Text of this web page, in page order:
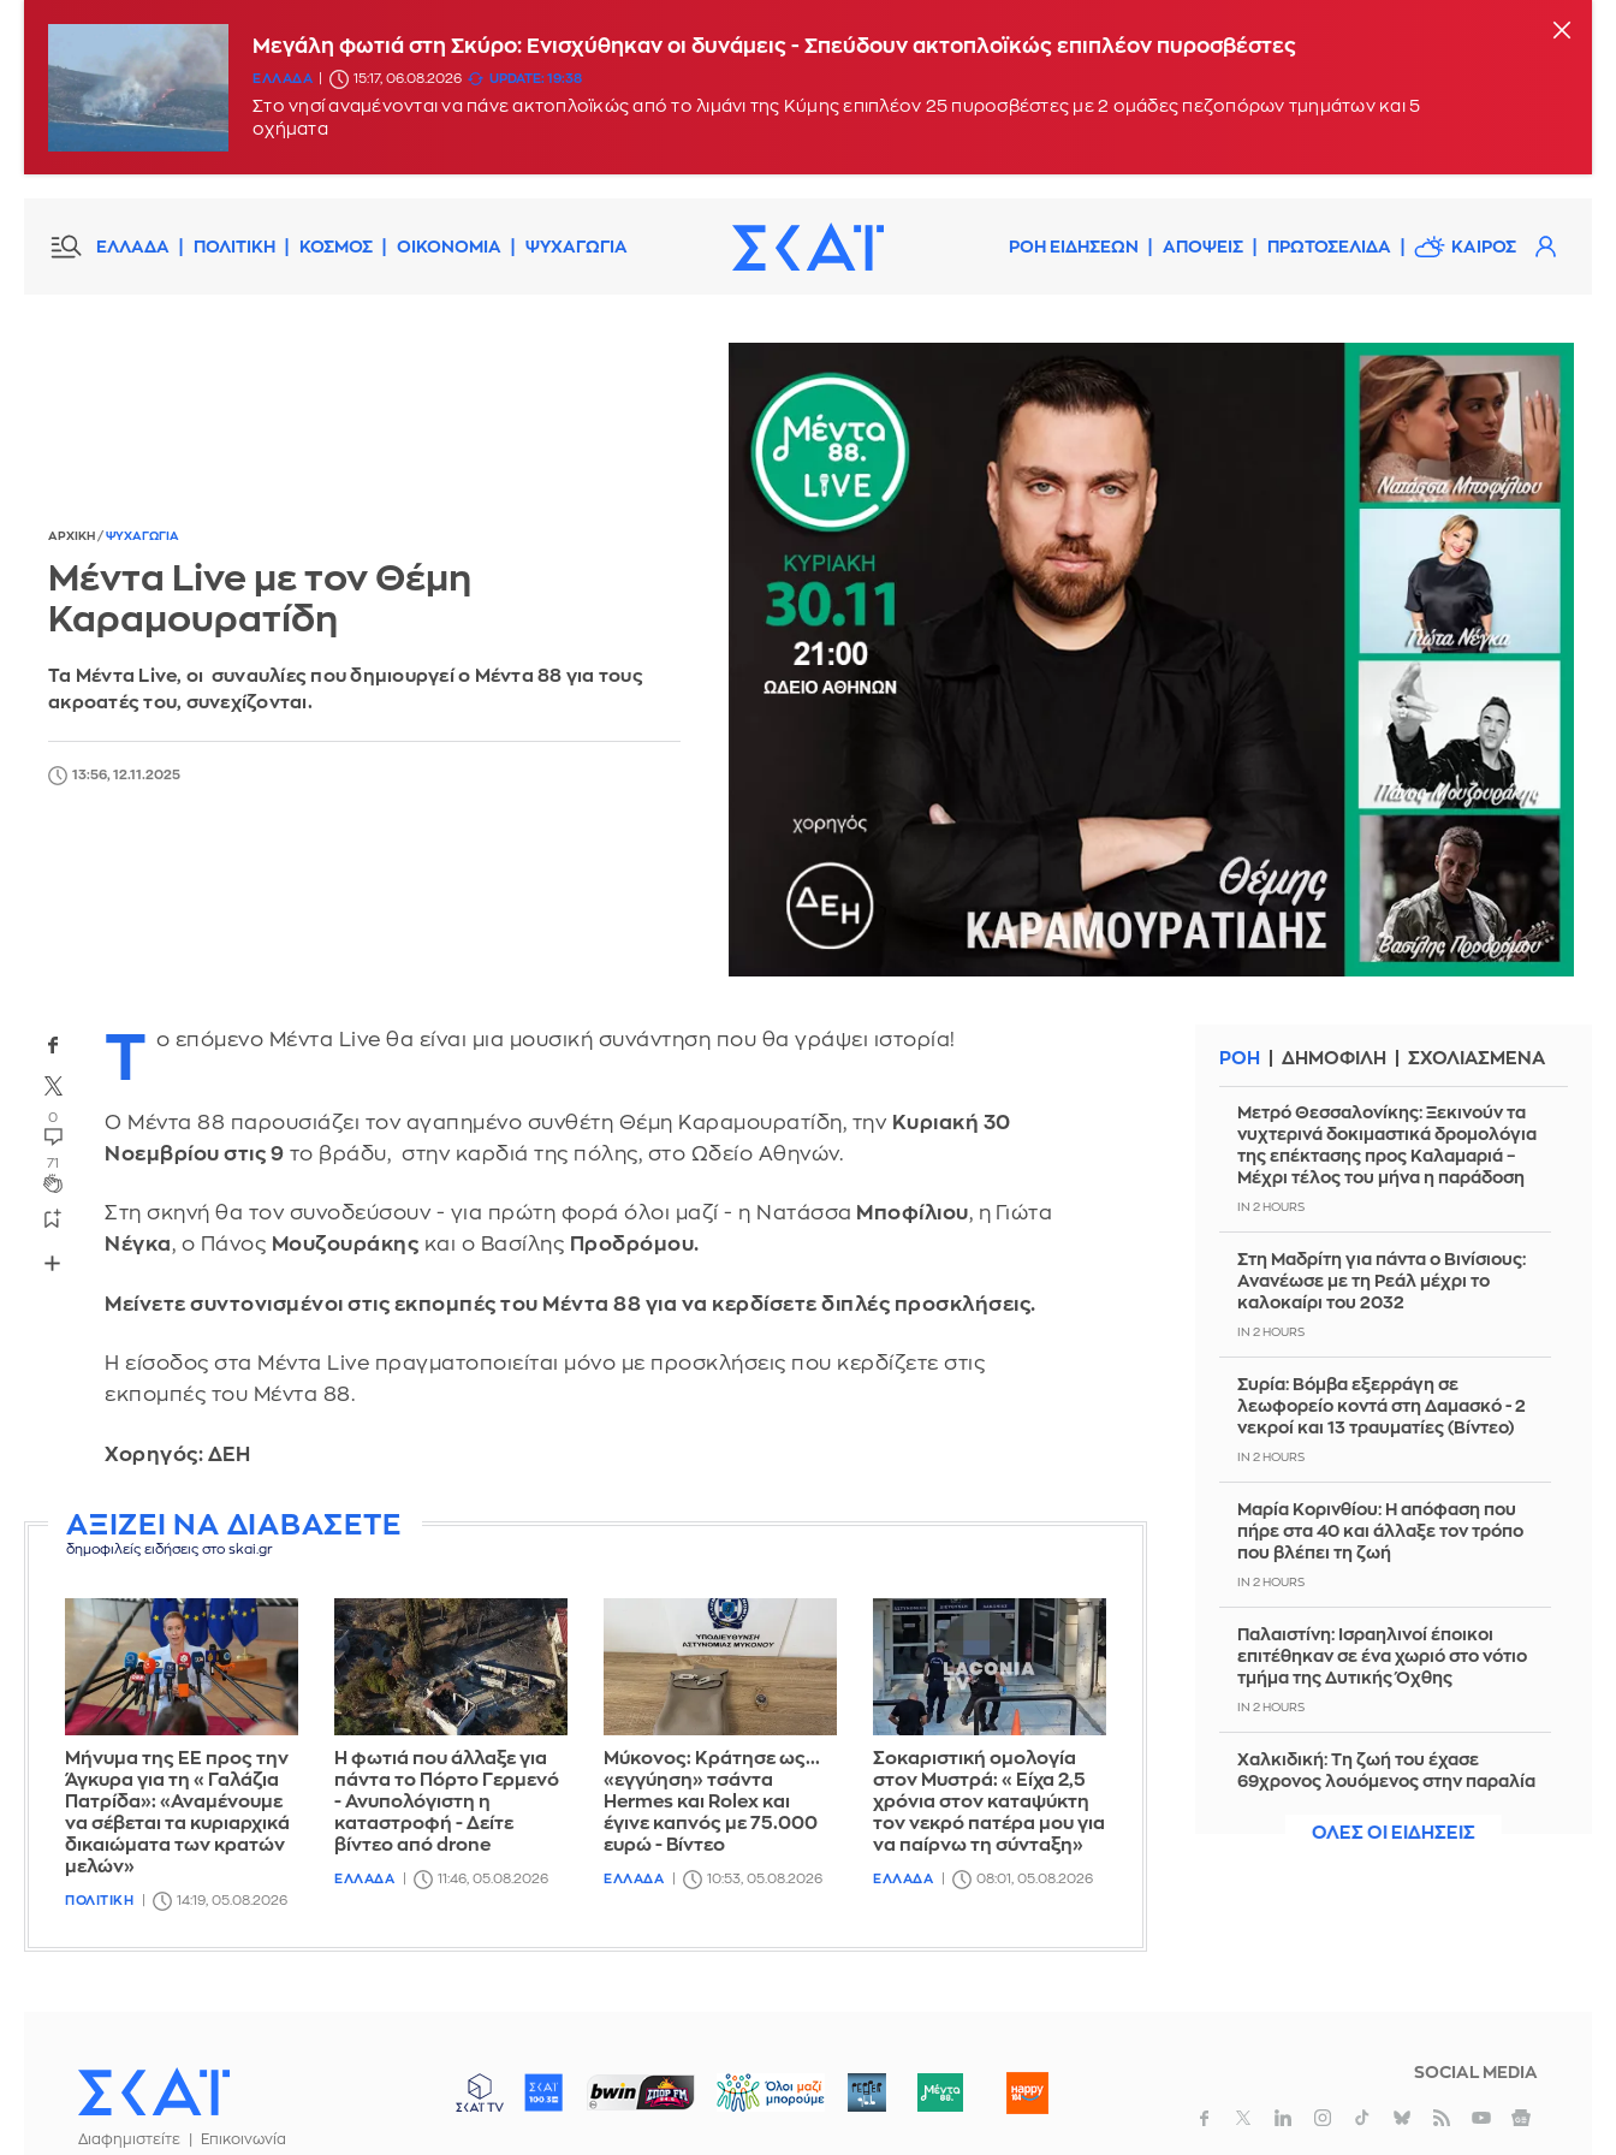
Μεγάλη φωτιά στη Σκύρο: Ενισχύθηκαν οι δυνάμεις - Σπεύδουν ακτοπλοϊκώς επιπλέον πυροσβέστες
ΕΛΛΑΔΑ 15:17, 06.08.2026 UPDATE: 19:38
Στο νησί αναμένονται να πάνε ακτοπλοϊκώς από το λιμάνι της Κύμης επιπλέον 25 πυροσβέστες με 2 ομάδες πεζοπόρων τμημάτων και 5
οχήματα
ΕΛΛΑΔΑ ΠΟΛΙΤΙΚΗ ΚΟΣΜΟΣ ΟΙΚΟΝΟΜΙΑ ΨΥΧΑΓΩΓΙΑ ΡΟΗ ΕΙΔΗΣΕΩΝ ΑΠΟΨΕΙΣ ΠΡΩΤΟΣΕΛΙΔΑ ΚΑΙΡΟΣ
ΑΡΧΙΚΗ / ΨΥΧΑΓΩΓΙΑ
Μέντα Live με τον Θέμη
Καραμουρατίδη
Τα Mέντα Live, οι συναυλίες που δημιουργεί ο Μέντα 88 για τους
ακροατές του, συνεχίζονται.
13:56, 12.11.2025
0
71
Τ ο επόμενο Μέντα Live θα είναι μια μουσική συνάντηση που θα γράψει ιστορία!
Ο Μέντα 88 παρουσιάζει τον αγαπημένο συνθέτη Θέμη Καραμουρατίδη, την Κυριακή 30
Νοεμβρίου στις 9 το βράδυ, στην καρδιά της πόλης, στο Ωδείο Αθηνών.
Στη σκηνή θα τον συνοδεύσουν - για πρώτη φορά όλοι μαζί - η Νατάσσα Μποφίλιου, η Γιώτα
Νέγκα, ο Πάνος Μουζουράκης και ο Βασίλης Προδρόμου.
Μείνετε συντονισμένοι στις εκπομπές του Μέντα 88 για να κερδίσετε διπλές προσκλήσεις.
Η είσοδος στα Μέντα Live πραγματοποιείται μόνο με προσκλήσεις που κερδίζετε στις
εκπομπές του Μέντα 88.
Χορηγός: ΔΕΗ
ΑΞΙΖΕΙ ΝΑ ΔΙΑΒΑΣΕΤΕ
δημοφιλείς ειδήσεις στο skai.gr
Μήνυμα της ΕΕ προς την
Άγκυρα για τη «Γαλάζια
Πατρίδα»: «Αναμένουμε
να σέβεται τα κυριαρχικά
δικαιώματα των κρατών
μελών»
ΠΟΛΙΤΙΚΗ 14:19, 05.08.2026
Η φωτιά που άλλαξε για
πάντα το Πόρτο Γερμενό
- Ανυπολόγιστη η
καταστροφή - Δείτε
βίντεο από drone
ΕΛΛΑΔΑ 11:46, 05.08.2026
Μύκονος: Κράτησε ως...
«εγγύηση» τσάντα
Hermes και Rolex και
έγινε καπνός με 75.000
ευρώ - Βίντεο
ΕΛΛΑΔΑ 10:53, 05.08.2026
Σοκαριστική ομολογία
στον Μυστρά: «Είχα 2,5
χρόνια στον καταψύκτη
τον νεκρό πατέρα μου για
να παίρνω τη σύνταξη»
ΕΛΛΑΔΑ 08:01, 05.08.2026
ΡΟΗ ΔΗΜΟΦΙΛΗ ΣΧΟΛΙΑΣΜΕΝΑ
Μετρό Θεσσαλονίκης: Ξεκινούν τα
νυχτερινά δοκιμαστικά δρομολόγια
της επέκτασης προς Καλαμαριά –
Μέχρι τέλος του μήνα η παράδοση
IN 2 HOURS
Στη Μαδρίτη για πάντα ο Βινίσιους:
Ανανέωσε με τη Ρεάλ μέχρι το
καλοκαίρι του 2032
IN 2 HOURS
Συρία: Βόμβα εξερράγη σε
λεωφορείο κοντά στη Δαμασκό - 2
νεκροί και 13 τραυματίες (Βίντεο)
IN 2 HOURS
Μαρία Κορινθίου: Η απόφαση που
πήρε στα 40 και άλλαξε τον τρόπο
που βλέπει τη ζωή
IN 2 HOURS
Παλαιστίνη: Ισραηλινοί έποικοι
επιτέθηκαν σε ένα χωριό στο νότιο
τμήμα της Δυτικής Όχθης
IN 2 HOURS
Χαλκιδική: Τη ζωή του έχασε
69χρονος λουόμενος στην παραλία
ΟΛΕΣ ΟΙ ΕΙΔΗΣΕΙΣ
Διαφημιστείτε
Επικοινωνία
SOCIAL MEDIA